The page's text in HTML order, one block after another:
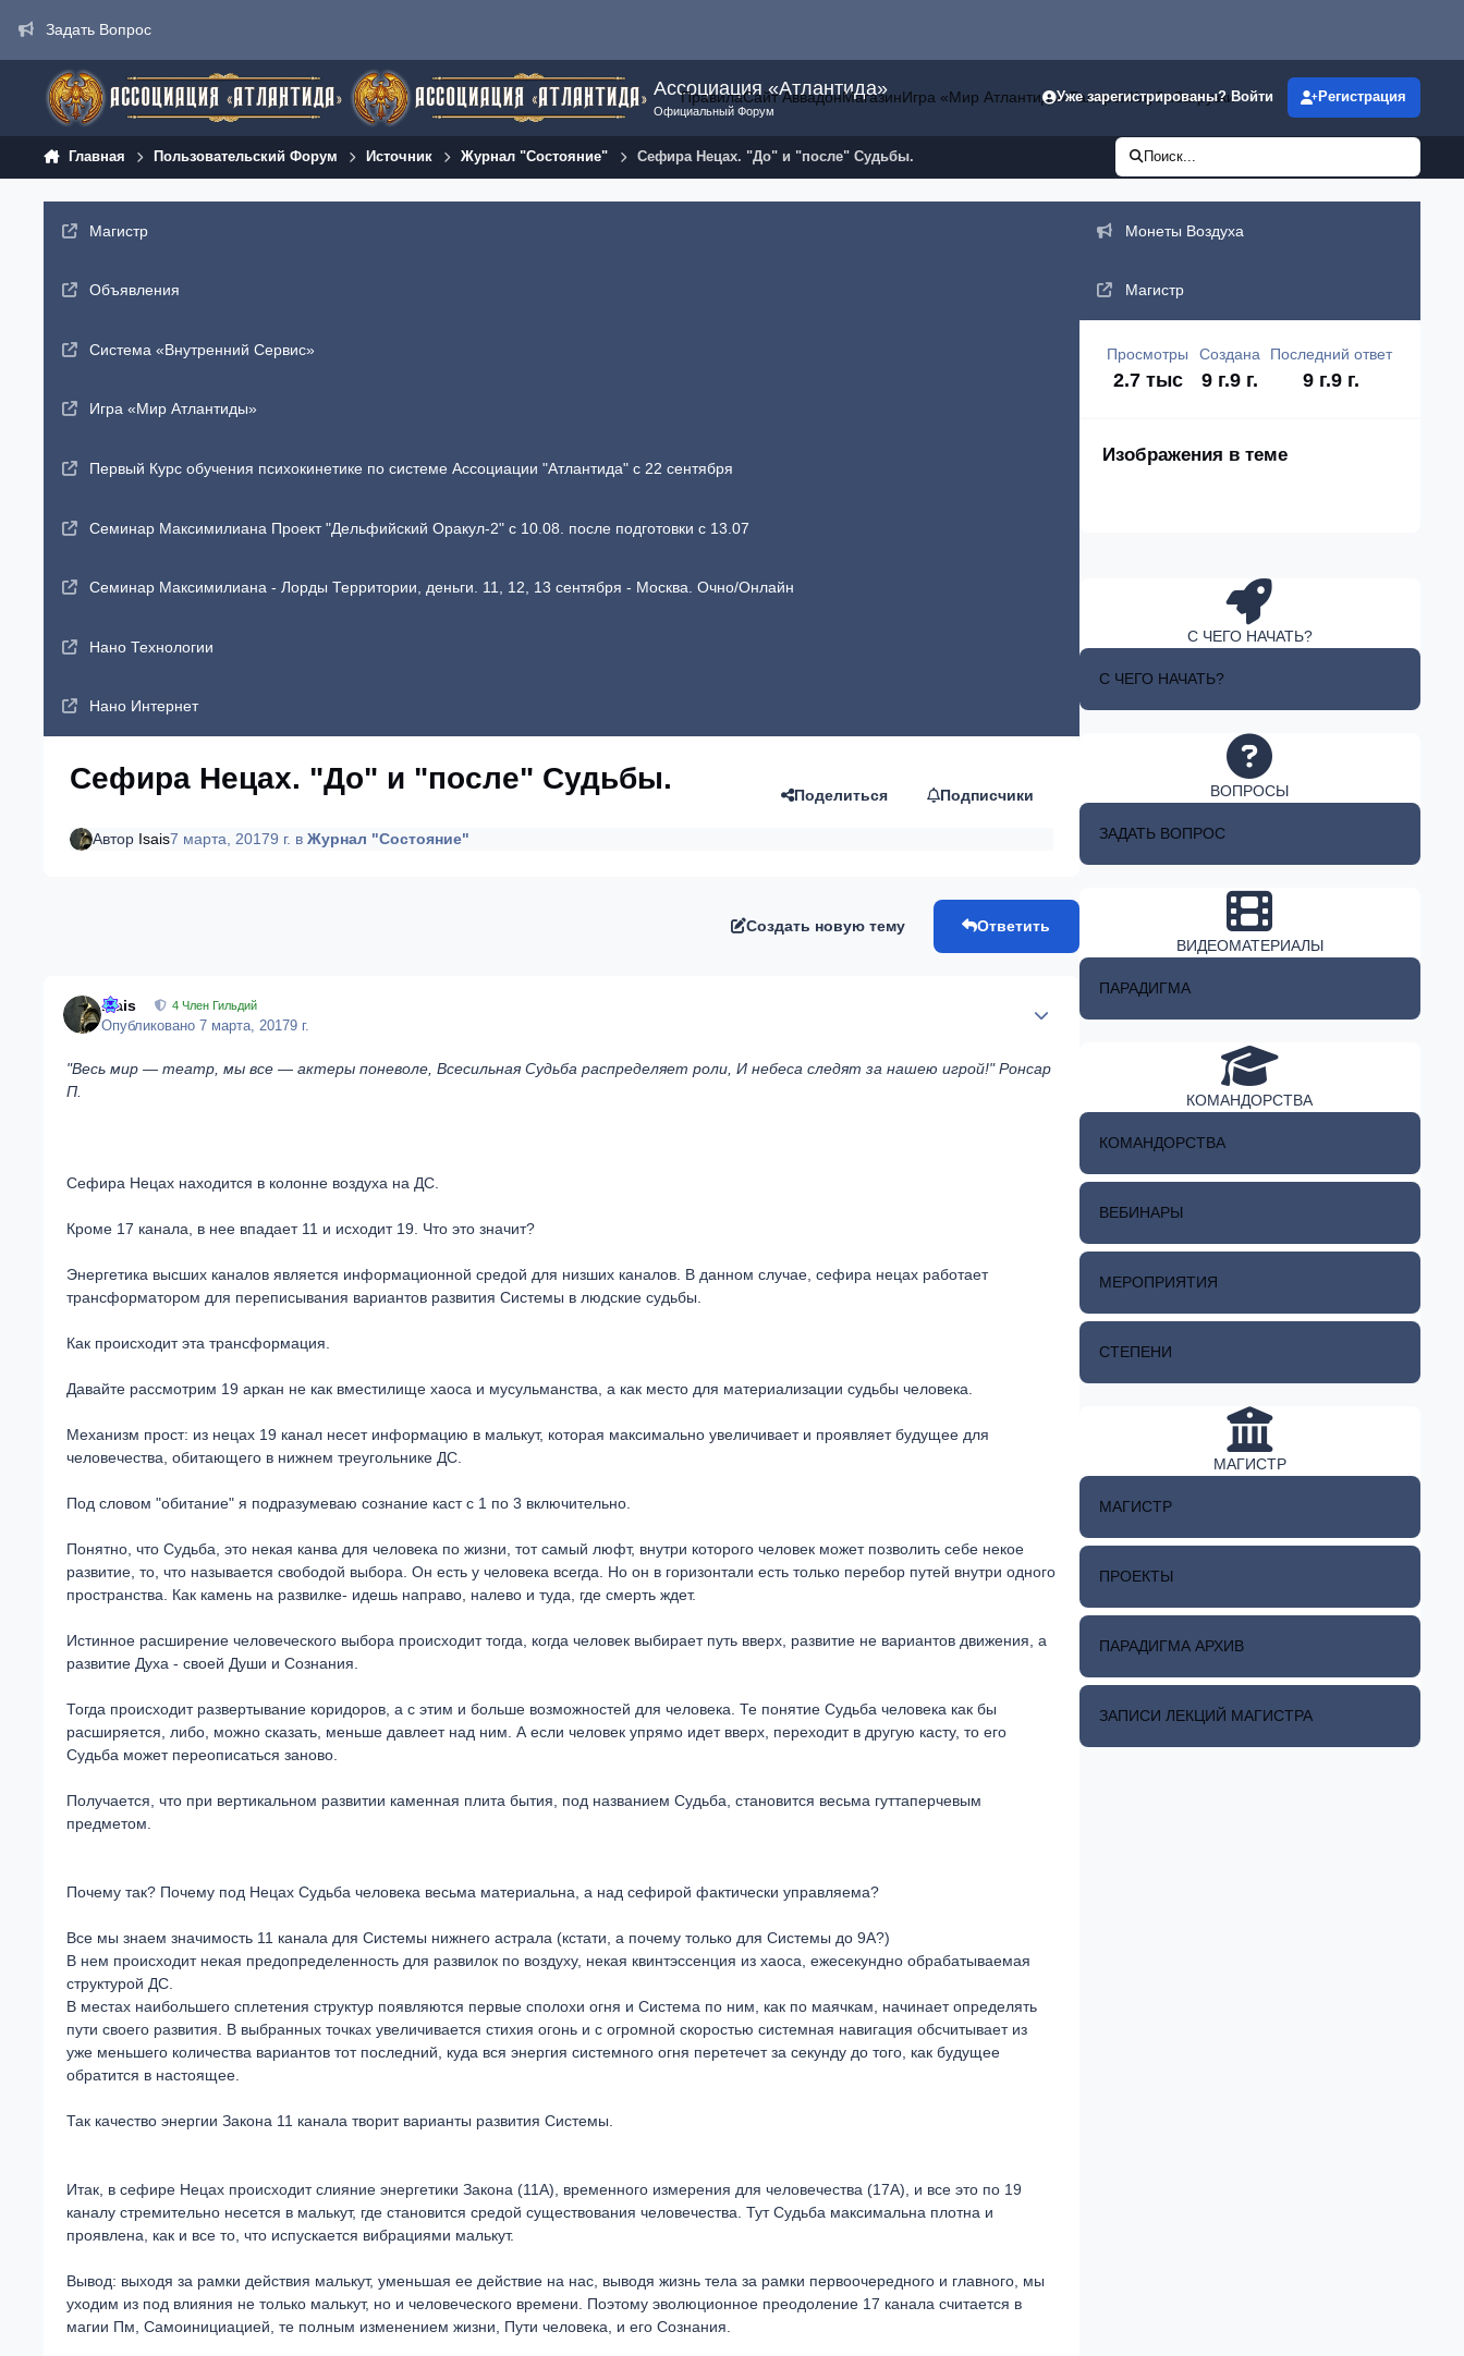
Задать Вопрос
Ассоциация «Атлантида»
Официальный Форум
ПравилаСайт АввадонМагазинИгра «Мир Атлантиды»ГалереяКлубыЗагрузки
Уже зарегистрированы? Войти Регистрация
Главная Пользовательский Форум Источник Журнал "Состояние" Сефира Нецах. "До" и "после" Судьбы. Поиск...
Магистр
Объявления
Система «Внутренний Сервис»
Игра «Мир Атлантиды»
Первый Курс обучения психокинетике по системе Ассоциации "Атлантида" с 22 сентября
Семинар Максимилиана Проект "Дельфийский Оракул-2" с 10.08. после подготовки с 13.07
Семинар Максимилиана - Лорды Территории, деньги. 11, 12, 13 сентября - Москва. Очно/Онлайн
Нано Технологии
Нано Интернет
Сефира Нецах. "До" и "после" Судьбы. Поделиться Подписчики
Автор Isais7 марта, 20179 г. в Журнал "Состояние"
Создать новую тему Ответить
Isais 4 Член Гильдий
Опубликовано7 марта, 20179 г.
"Весь мир — театр, мы все — актеры поневоле, Всесильная Судьба распределяет роли, И небеса следят за нашею игрой!" Ронсар
П.
Сефира Нецах находится в колонне воздуха на ДС.
Кроме 17 канала, в нее впадает 11 и исходит 19. Что это значит?
Энергетика высших каналов является информационной средой для низших каналов. В данном случае, сефира нецах работает
трансформатором для переписывания вариантов развития Системы в людские судьбы.
Как происходит эта трансформация.
Давайте рассмотрим 19 аркан не как вместилище хаоса и мусульманства, а как место для материализации судьбы человека.
Механизм прост: из нецах 19 канал несет информацию в малькут, которая максимально увеличивает и проявляет будущее для
человечества, обитающего в нижнем треугольнике ДС.
Под словом "обитание" я подразумеваю сознание каст с 1 по 3 включительно.
Понятно, что Судьба, это некая канва для человека по жизни, тот самый люфт, внутри которого человек может позволить себе некое
развитие, то, что называется свободой выбора. Он есть у человека всегда. Но он в горизонтали есть только перебор путей внутри одного
пространства. Как камень на развилке- идешь направо, налево и туда, где смерть ждет.
Истинное расширение человеческого выбора происходит тогда, когда человек выбирает путь вверх, развитие не вариантов движения, а
развитие Духа - своей Души и Сознания.
Тогда происходит развертывание коридоров, а с этим и больше возможностей для человека. Те понятие Судьба человека как бы
расширяется, либо, можно сказать, меньше давлеет над ним. А если человек упрямо идет вверх, переходит в другую касту, то его
Судьба может переописаться заново.
Получается, что при вертикальном развитии каменная плита бытия, под названием Судьба, становится весьма гуттаперчевым
предметом.
Почему так? Почему под Нецах Судьба человека весьма материальна, а над сефирой фактически управляема?
Все мы знаем значимость 11 канала для Системы нижнего астрала (кстати, а почему только для Системы до 9А?)
В нем происходит некая предопределенность для развилок по воздуху, некая квинтэссенция из хаоса, ежесекундно обрабатываемая
структурой ДС.
В местах наибольшего сплетения структур появляются первые сполохи огня и Система по ним, как по маячкам, начинает определять
пути своего развития. В выбранных точках увеличивается стихия огонь и с огромной скоростью системная навигация обсчитывает из
уже меньшего количества вариантов тот последний, куда вся энергия системного огня перетечет за секунду до того, как будущее
обратится в настоящее.
Так качество энергии Закона 11 канала творит варианты развития Системы.
Итак, в сефире Нецах происходит слияние энергетики Закона (11А), временного измерения для человечества (17А), и все это по 19
каналу стремительно несется в малькут, где становится средой существования человечества. Тут Судьба максимальна плотна и
проявлена, как и все то, что испускается вибрациями малькут.
Вывод: выходя за рамки действия малькут, уменьшая ее действие на нас, выводя жизнь тела за рамки первоочередного и главного, мы
уходим из под влияния не только малькут, но и человеческого времени. Поэтому эволюционное преодоление 17 канала считается в
магии Пм, Самоинициацией, те полным изменением жизни, Пути человека, и его Сознания.
Монеты Воздуха
Магистр
Просмотры
2.7 тыс
Создана
9 г.9 г.
Последний ответ
9 г.9 г.
Изображения в теме
С ЧЕГО НАЧАТЬ?
С ЧЕГО НАЧАТЬ?
ВОПРОСЫ
ЗАДАТЬ ВОПРОС
ВИДЕОМАТЕРИАЛЫ
ПАРАДИГМА
КОМАНДОРСТВА
КОМАНДОРСТВА
ВЕБИНАРЫ
МЕРОПРИЯТИЯ
СТЕПЕНИ
МАГИСТР
МАГИСТР
ПРОЕКТЫ
ПАРАДИГМА АРХИВ
ЗАПИСИ ЛЕКЦИЙ МАГИСТРА